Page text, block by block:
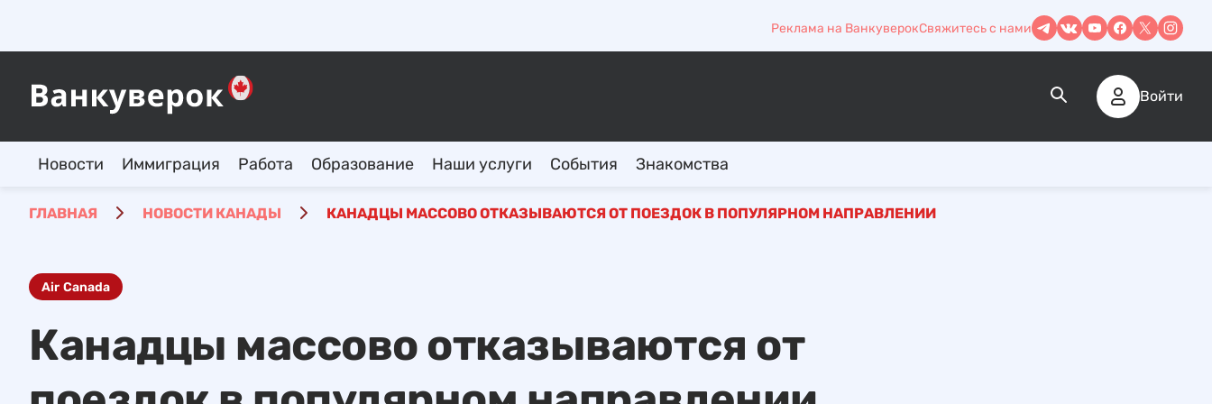
Реклама на ВанкуверокСвяжитесь с нами
Войти
Новости Иммиграция Работа Образование Наши услуги События Знакомства
ГЛАВНАЯ НОВОСТИ КАНАДЫ КАНАДЦЫ МАССОВО ОТКАЗЫВАЮТСЯ ОТ ПОЕЗДОК В ПОПУЛЯРНОМ НАПРАВЛЕНИИ
Air Canada
Канадцы массово отказываются от